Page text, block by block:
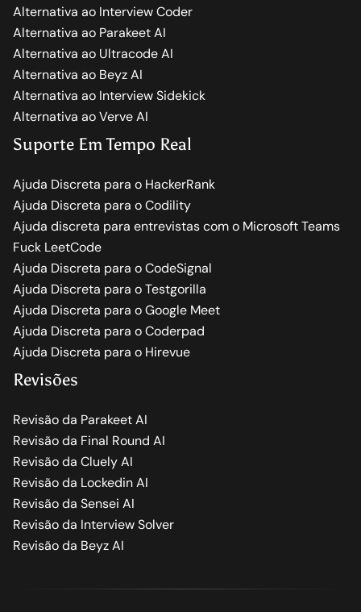
Alternativa ao Interview Coder
Alternativa ao Parakeet AI
Alternativa ao Ultracode AI
Alternativa ao Beyz AI
Alternativa ao Interview Sidekick
Alternativa ao Verve AI
Suporte Em Tempo Real
Ajuda Discreta para o HackerRank
Ajuda Discreta para o Codility
Ajuda discreta para entrevistas com o Microsoft Teams
Fuck LeetCode
Ajuda Discreta para o CodeSignal
Ajuda Discreta para o Testgorilla
Ajuda Discreta para o Google Meet
Ajuda Discreta para o Coderpad
Ajuda Discreta para o Hirevue
Revisões
Revisão da Parakeet AI
Revisão da Final Round AI
Revisão da Cluely AI
Revisão da Lockedin AI
Revisão da Sensei AI
Revisão da Interview Solver
Revisão da Beyz AI